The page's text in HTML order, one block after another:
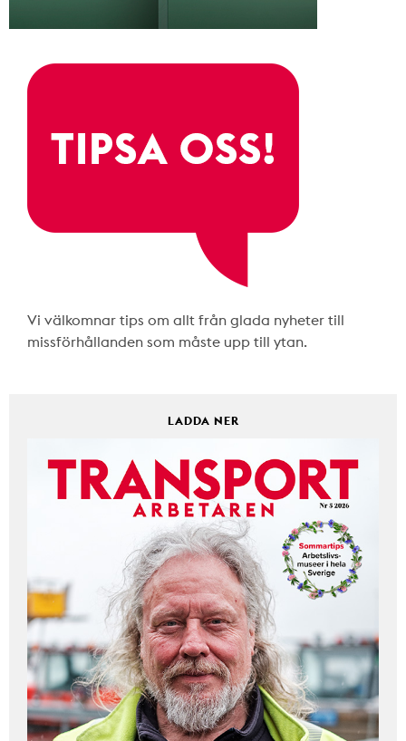
Vi välkomnar tips om allt från glada nyheter till
missförhållanden som måste upp till ytan.
LADDA NER